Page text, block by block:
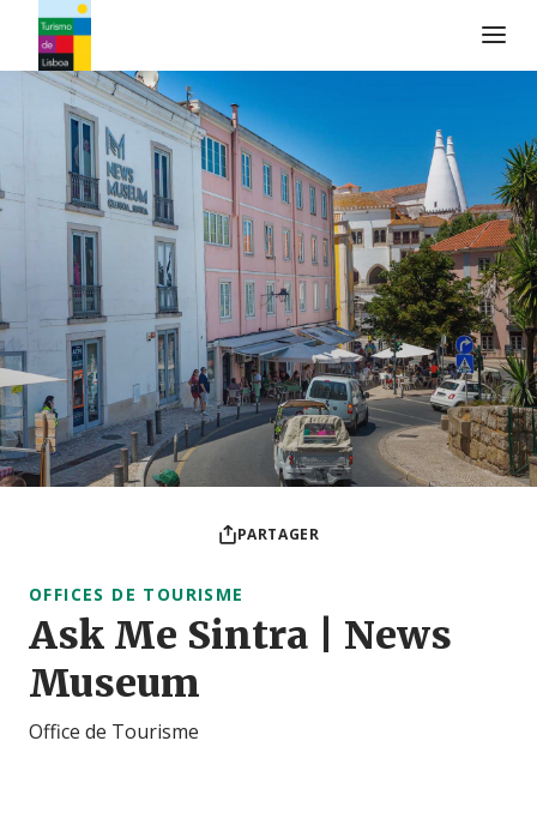
Logo de Turismo de Lisboa
PARTAGER
OFFICES DE TOURISME
Ask Me Sintra | News
Museum
Office de Tourisme